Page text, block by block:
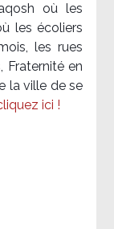
où les
les écoliers
les rues
Fraternité en
la ville de se
ici !